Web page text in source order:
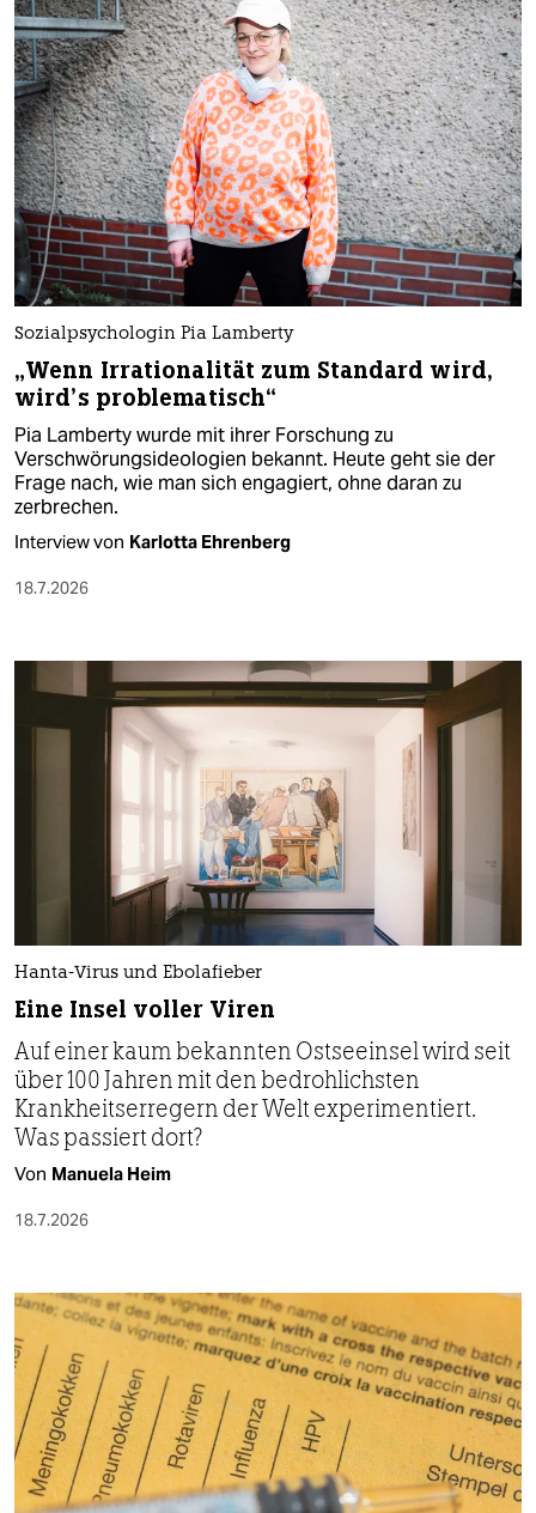
Sozialpsychologin Pia Lamberty
„Wenn Irrationalität zum Standard wird,
wird’s problematisch“
Pia Lamberty wurde mit ihrer Forschung zu
Verschwörungsideologien bekannt. Heute geht sie der
Frage nach, wie man sich engagiert, ohne daran zu
zerbrechen.
Interview von Karlotta Ehrenberg
18.7.2026
Hanta-Virus und Ebolafieber
Eine Insel voller Viren
Auf einer kaum bekannten Ostseeinsel wird seit
über 100 Jahren mit den bedrohlichsten
Krankheitserregern der Welt experimentiert.
Was passiert dort?
Von Manuela Heim
18.7.2026